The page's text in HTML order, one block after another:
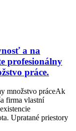
a na
profesionálny
práce.
množstvo práceAk
firma vlastní
Upratané priestory